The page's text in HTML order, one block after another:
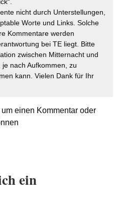
nicht durch Unterstellungen,
Worte und Links. Solche
Kommentare werden
bei TE liegt. Bitte
zwischen Mitternacht und
nach Aufkommen, zu
kann. Vielen Dank für Ihr
einen Kommentar oder
ein